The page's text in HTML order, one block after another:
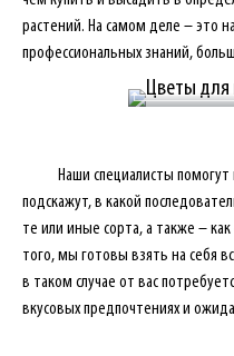
растений. На самом деле – это
профессиональных знаний,
Наши специалисты
подскажут, в какой
те или иные сорта, а также –
того, мы готовы взять на себя
в таком случае от вас
вкусовых предпочтениях и